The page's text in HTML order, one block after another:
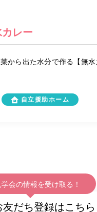
レー
から出た水分で作る【無
自立援助ホーム
会の情報を受け取る！
友だち登録はこちら